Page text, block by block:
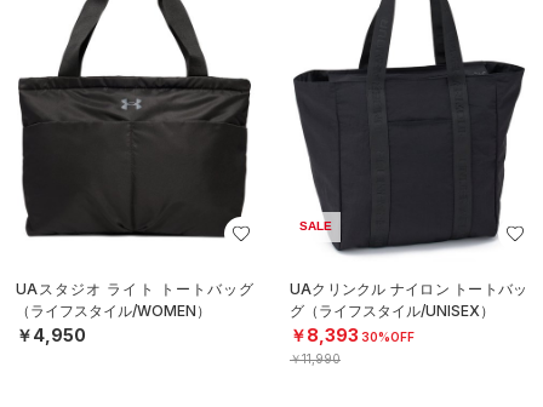
UAスタジオ ライト トートバッグ
（ライフスタイル/WOMEN）
￥4,950
SALE
UAクリンクル ナイロン トートバッ
グ（ライフスタイル/UNISEX）
￥8,393 30%OFF
￥11,990